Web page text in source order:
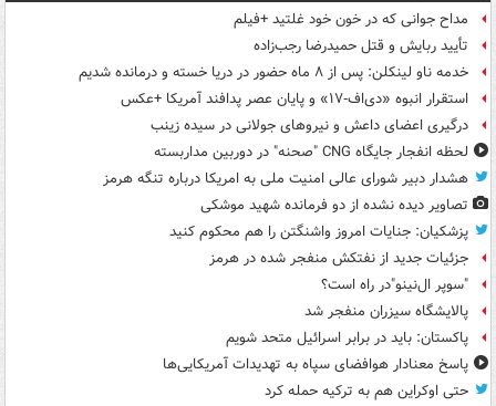
مداح جوانی که در خون خود غلتید +فیلم
تأیید ربایش و قتل حمیدرضا رجب‌زاده
خدمه ناو لینکلن: پس از ۸ ماه حضور در دریا خسته و درمانده‌ شدیم
استقرار انبوه «دی‌اف‑۱۷» و پایان عصر پدافند آمریکا +عکس
درگیری اعضای داعش و نیروهای جولانی در سیده زینب
لحظه انفجار جایگاه CNG "صحنه" در دوربین مداربسته
هشدار دبیر شورای عالی امنیت ملی به امریکا درباره تنگه هرمز
تصاویر دیده‌ نشده از دو فرمانده شهید موشکی
پزشکیان: جنایات امروز واشنگتن را هم محکوم کنید
جزئیات جدید از نفتکش منفجر شده در هرمز
"سوپر ال‌نینو"در راه است؟
پالایشگاه سیزران منفجر شد
پاکستان: باید در برابر اسرائیل متحد شویم
پاسخ معنادار هوافضای سپاه به تهدیدات آمریکایی‌ها
حتی اوکراین هم به ترکیه حمله کرد